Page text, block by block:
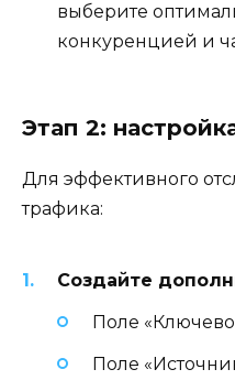
выберите
конкуренцией и
Этап 2:
Для эффективного
трафика:
Создайте
Поле
Поле